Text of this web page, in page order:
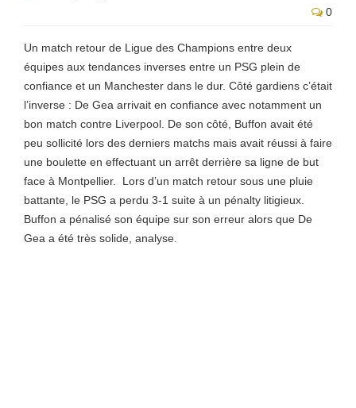
0
Un match retour de Ligue des Champions entre deux
équipes aux tendances inverses entre un PSG plein de
confiance et un Manchester dans le dur. Côté gardiens c’était
l’inverse : De Gea arrivait en confiance avec notamment un
bon match contre Liverpool. De son côté, Buffon avait été
peu sollicité lors des derniers matchs mais avait réussi à faire
une boulette en effectuant un arrêt derrière sa ligne de but
face à Montpellier. Lors d’un match retour sous une pluie
battante, le PSG a perdu 3-1 suite à un pénalty litigieux.
Buffon a pénalisé son équipe sur son erreur alors que De
Gea a été très solide, analyse.